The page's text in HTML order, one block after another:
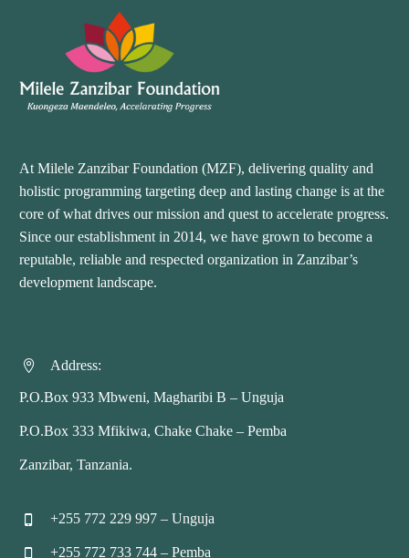
At Milele Zanzibar Foundation (MZF), delivering quality and
holistic programming targeting deep and lasting change is at the
core of what drives our mission and quest to accelerate progress.
Since our establishment in 2014, we have grown to become a
reputable, reliable and respected organization in Zanzibar’s
development landscape.

 Address:
P.O.Box 933 Mbweni, Magharibi B – Unguja
P.O.Box 333 Mfikiwa, Chake Chake – Pemba
Zanzibar, Tanzania.

 +255 772 229 997 – Unguja

 +255 772 733 744 – Pemba